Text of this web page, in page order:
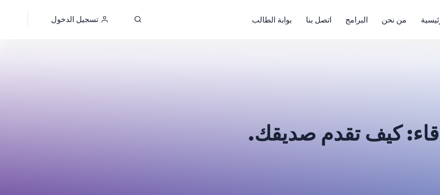
من نحن البرامج اتصل بنا بوابة الطالب تسجيل الدخول
كيف تقدم صديقك.